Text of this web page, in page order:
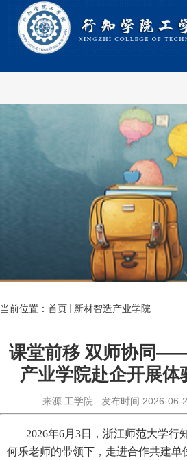
当前位置： 首页 新材智造产业学院
课堂前移 双师协同
产业学院赴企开展体
来源:工学院 发布时间:2026-06-
2026年6月 3日，浙江师范大学行
何乐老师的带领下，走进合作共建